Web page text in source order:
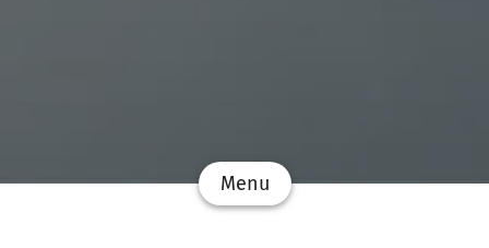
Menu